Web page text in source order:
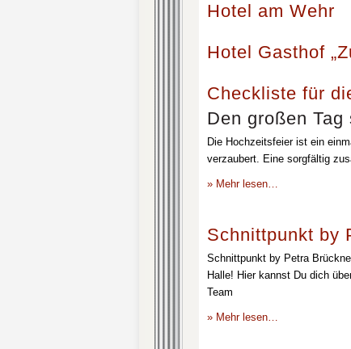
Hotel am Wehr
Hotel Gasthof
Checkliste für
Den großen
Die Hochzeitsfeier ist ein
verzaubert. Eine sorgfältig
» Mehr lesen…
Schnittpunkt by
Schnittpunkt by Petra
Halle! Hier kannst Du dich
Team
» Mehr lesen…